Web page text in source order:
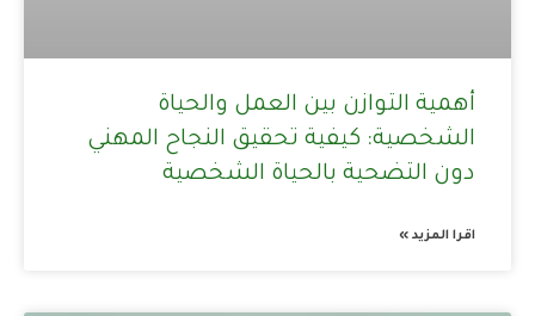
أهمية التوازن بين العمل والحياة
الشخصية: كيفية تحقيق النجاح المهني
دون التضحية بالحياة الشخصية
اقرا المزيد »